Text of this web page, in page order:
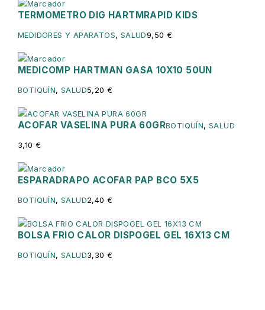
TERMOMETRO DIG HARTMRAPID KIDS
MEDIDORES Y APARATOS, SALUD9,50 €
MEDICOMP HARTMAN GASA 10X10 50UN
BOTIQUÍN,SALUD5,20€
ACOFAR VASELINA PURA 60GRBOTIQUÍN,SALUD
3,10 €
ESPARADRAPO ACOFAR PAP BCO 5X5
BOTIQUÍN,SALUD2,40€
BOLSA FRIO CALOR DISPOGEL GEL 16X13 CM
BOTIQUÍN,SALUD3,30€